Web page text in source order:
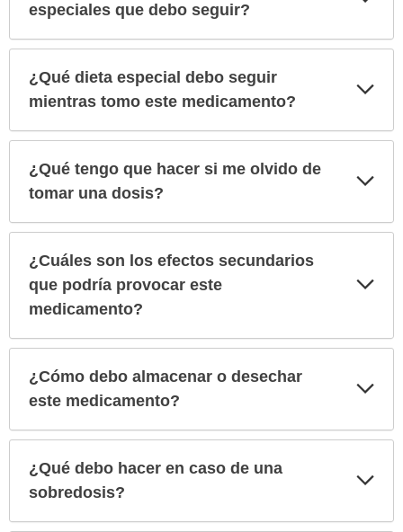
especiales que debo seguir?
¿Qué dieta especial debo seguir
mientras tomo este medicamento?
¿Qué tengo que hacer si me olvido de
tomar una dosis?
¿Cuáles son los efectos secundarios
que podría provocar este
medicamento?
¿Cómo debo almacenar o desechar
este medicamento?
¿Qué debo hacer en caso de una
sobredosis?